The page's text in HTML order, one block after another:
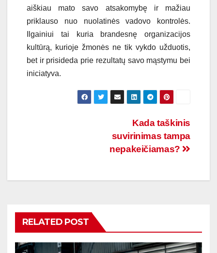
aiškiau mato savo atsakomybę ir mažiau
priklauso nuo nuolatinės vadovo kontrolės.
Ilgainiui tai kuria brandesnę organizacijos
kultūrą, kurioje žmonės ne tik vykdo užduotis,
bet ir prisideda prie rezultatų savo mąstymu bei
iniciatyva.
Kada taškinis
suvirinimas tampa
nepakeičiamas?
RELATED POST